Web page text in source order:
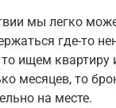
мы легко
где-то
ищем квартиру
месяцев, то
на месте.